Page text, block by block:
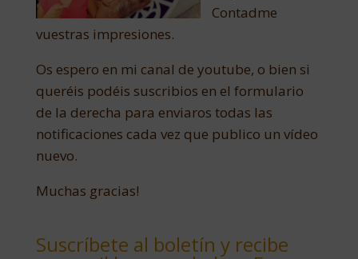
Contadme
vuestras impresiones.
Os espero en mi canal de youtube, o bien si
queréis podéis suscribios en el formulario
de la derecha para enviaros todas las
notificaciones cada vez que publico un vídeo
nuevo.
Muchas gracias!
Suscríbete al boletín y recibe